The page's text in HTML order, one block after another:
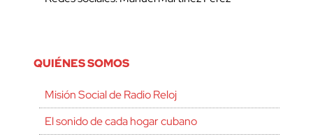
QUIÉNES SOMOS
Misión Social de Radio Reloj
El sonido de cada hogar cubano